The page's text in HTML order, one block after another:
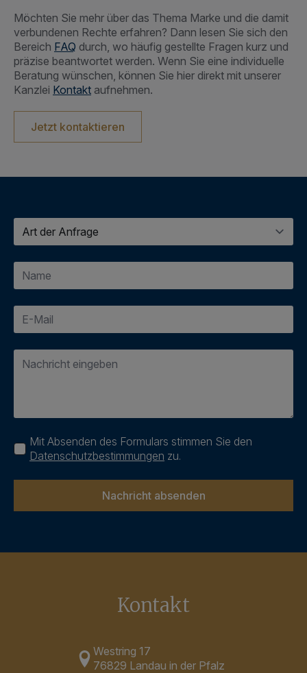
Möchten Sie mehr über das Thema Marke und die damit
verbundenen Rechte erfahren? Dann lesen Sie sich den
Bereich FAQ durch, wo häufig gestellte Fragen kurz und
präzise beantwortet werden. Wenn Sie eine individuelle
Beratung wünschen, können Sie hier direkt mit unserer
Kanzlei Kontakt aufnehmen.
Jetzt kontaktieren
Art
dert
Anfrage
E-
Mail
*
Nachricht
Datenschutz
*
Mit Absenden des Formulars stimmen Sie den
Datenschutzbestimmungen zu.
Nachricht absenden
Kontakt
Westring 17
76829 Landau in der Pfalz